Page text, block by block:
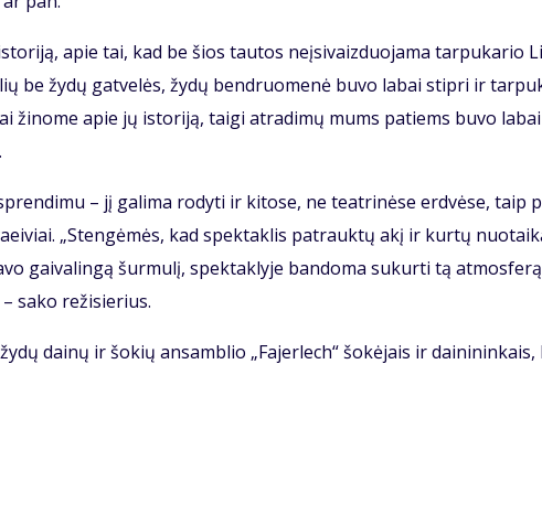
apie tai, kad be šios tau­tos ne­įsi­vaiz­duo­ja­ma tar­pu­ka­rio
be žy­dų gat­ve­lės, žy­dų ben­druo­me­nė bu­vo la­bai stip­ri ir
ži­no­me apie jų is­to­ri­ją, tai­gi at­ra­di­mų mums pa­tiems bu­vo la­bai
– jį ga­li­ma ro­dy­ti ir ki­to­se, ne te­at­ri­nė­se erd­vė­se, taip
„Sten­gė­mės, kad spek­tak­lis pa­trauk­tų akį ir kur­tų
gai­va­lin­gą šur­mu­lį, spek­tak­ly­je ban­do­ma su­kur­ti tą
sa­ko re­ži­sie­rius.
dai­nų ir šo­kių an­sam­blio „Fa­jer­lech“ šo­kė­jais ir dai­ni­nin­kais,